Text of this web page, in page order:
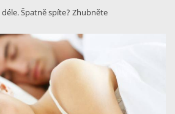
Špatně spíte? Zhubněte